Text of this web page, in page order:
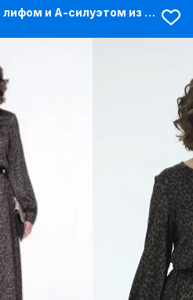
Платье с отрезным лифом и А-силуэтом из сатина